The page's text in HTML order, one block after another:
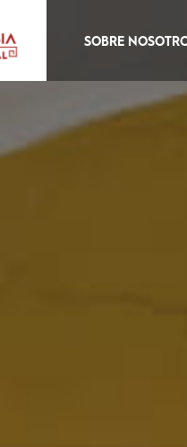
SOBRE